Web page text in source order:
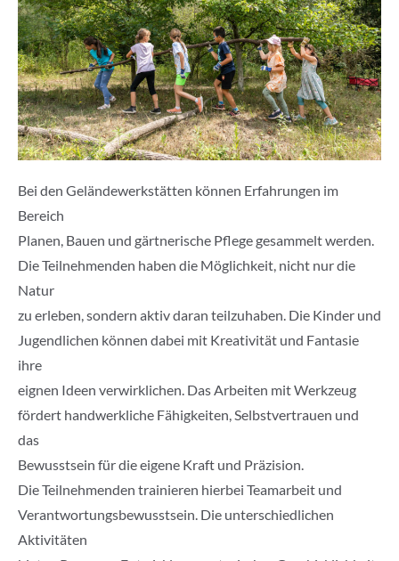
Bei den Geländewerkstätten können Erfahrungen im
Bereich
Planen, Bauen und gärtnerische Pflege gesammelt werden.
Die Teilnehmenden haben die Möglichkeit, nicht nur die
Natur
zu erleben, sondern aktiv daran teilzuhaben. Die Kinder und
Jugendlichen können dabei mit Kreativität und Fantasie
ihre
eignen Ideen verwirklichen. Das Arbeiten mit Werkzeug
fördert handwerkliche Fähigkeiten, Selbstvertrauen und
das
Bewusstsein für die eigene Kraft und Präzision.
Die Teilnehmenden trainieren hierbei Teamarbeit und
Verantwortungsbewusstsein. Die unterschiedlichen
Aktivitäten